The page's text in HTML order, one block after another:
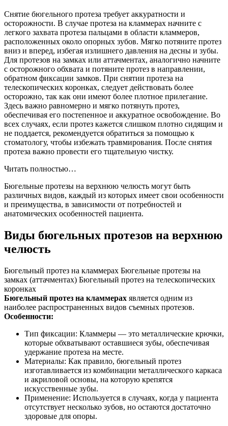
Снятие бюгельного протеза требует аккуратности и
осторожности. В случае протеза на кламмерах начните с
легкого захвата протеза пальцами в области кламмеров,
расположенных около опорных зубов. Мягко потяните протез
вниз и вперед, избегая излишнего давления на десны и зубы.
Для протезов на замках или аттачментах, аналогично начните
с осторожного обхвата и потяните протез в направлении,
обратном фиксации замков. При снятии протеза на
телескопических коронках, следует действовать более
осторожно, так как они имеют более плотное прилегание.
Здесь важно равномерно и мягко потянуть протез,
обеспечивая его постепенное и аккуратное освобождение. Во
всех случаях, если протез кажется слишком плотно сидящим и
не поддается, рекомендуется обратиться за помощью к
стоматологу, чтобы избежать травмирования. После снятия
протеза важно провести его тщательную чистку.
Читать полностью…
Бюгельные протезы на верхнюю челюсть могут быть
различных видов, каждый из которых имеет свои особенности
и преимущества, в зависимости от потребностей и
анатомических особенностей пациента.
Виды бюгельных протезов на верхнюю
челюсть
Бюгельный протез на кламмерах Бюгельные протезы на
замках (аттачментах) Бюгельный протез на телескопических
коронках
Бюгельный протез на кламмерах является одним из
наиболее распространенных видов съемных протезов.
Особенности:
Тип фиксации: Кламмеры — это металлические крючки,
которые обхватывают оставшиеся зубы, обеспечивая
удержание протеза на месте.
Материалы: Как правило, бюгельный протез
изготавливается из комбинации металлического каркаса
и акриловой основы, на которую крепятся
искусственные зубы.
Применение: Используется в случаях, когда у пациента
отсутствует несколько зубов, но остаются достаточно
здоровые для опоры.